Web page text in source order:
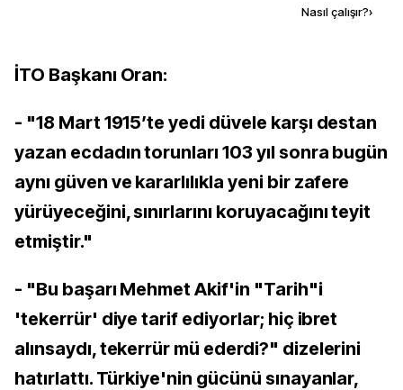
Nasıl çalışır?›
İTO Başkanı Oran:
- "18 Mart 1915’te yedi düvele karşı destan
yazan ecdadın torunları 103 yıl sonra bugün
aynı güven ve kararlılıkla yeni bir zafere
yürüyeceğini, sınırlarını koruyacağını teyit
etmiştir."
- "Bu başarı Mehmet Akif'in "Tarih"i
'tekerrür' diye tarif ediyorlar; hiç ibret
alınsaydı, tekerrür mü ederdi?" dizelerini
hatırlattı. Türkiye'nin gücünü sınayanlar,